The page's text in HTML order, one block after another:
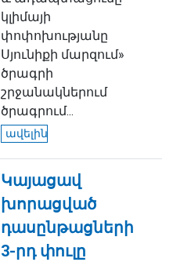
կլիմայի
փոփոխությանը
Սյունիքի մարզում»
ծրագրի
շրջանակներում
ծրագրում...
ավելին
Կայացավ
խորացված
դասընթացների
3-րդ փուլը